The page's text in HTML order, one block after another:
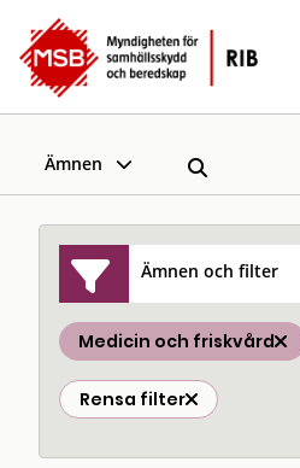
Ämnen
Ämnen och filter
Medicin och friskvård
Rensa filter